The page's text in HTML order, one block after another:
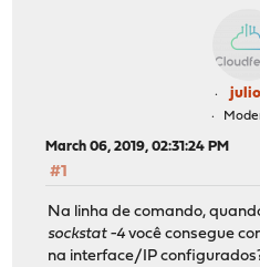
March 06, 2019, 02:31:24 PM
#1
Na linha de comando,
sockstat -4 você consegue
na interface/IP